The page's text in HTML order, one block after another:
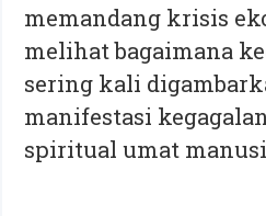
memandang krisis
melihat bagaimana
sering kali
manifestasi
spiritual umat